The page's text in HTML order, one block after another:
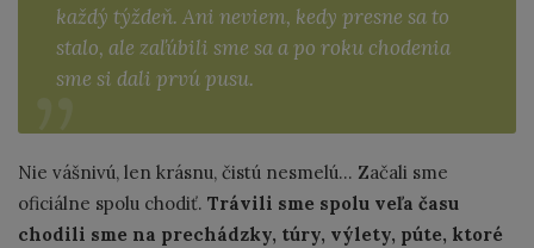
každý týždeň. Ani neviem, kedy presne sa to
stalo, ale zaľúbili sme sa a po roku chodenia
sme si dali prvú pusu.
Nie vášnivú, len krásnu, čistú nesmelú… Začali sme
oficiálne spolu chodiť. Trávili sme spolu veľa času
chodili sme na prechádzky, túry, výlety, púte, ktoré